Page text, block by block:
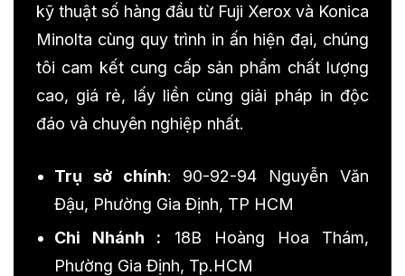
kỹ thuật số hàng đầu từ Fuji Xerox và Konica
Minolta cùng quy trình in ấn hiện đại, chúng
tôi cam kết cung cấp sản phẩm chất lượng
cao, giá rẻ, lấy liền cùng giải pháp in độc
đáo và chuyên nghiệp nhất.
Trụ sở chính: 90-92-94 Nguyễn Văn
Đậu, Phường Gia Định, TP HCM
Chi Nhánh : 18B Hoàng Hoa Thám,
Phường Gia Định, Tp.HCM